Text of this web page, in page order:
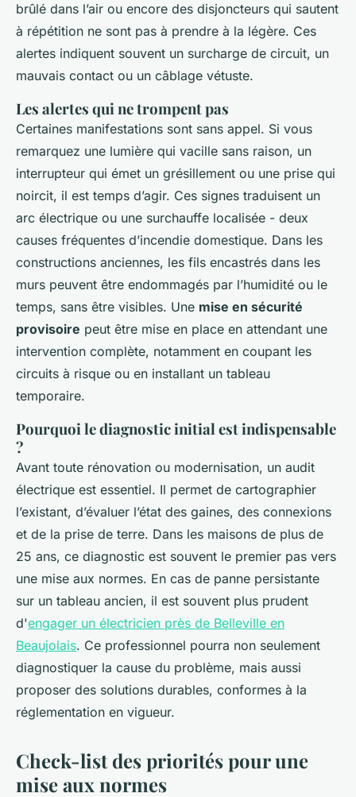
brûlé dans l’air ou encore des disjoncteurs qui sautent
à répétition ne sont pas à prendre à la légère. Ces
alertes indiquent souvent un surcharge de circuit, un
mauvais contact ou un câblage vétuste.
Les alertes qui ne trompent pas
Certaines manifestations sont sans appel. Si vous
remarquez une lumière qui vacille sans raison, un
interrupteur qui émet un grésillement ou une prise qui
noircit, il est temps d’agir. Ces signes traduisent un
arc électrique ou une surchauffe localisée - deux
causes fréquentes d’incendie domestique. Dans les
constructions anciennes, les fils encastrés dans les
murs peuvent être endommagés par l’humidité ou le
temps, sans être visibles. Une mise en sécurité
provisoire peut être mise en place en attendant une
intervention complète, notamment en coupant les
circuits à risque ou en installant un tableau
temporaire.
Pourquoi le diagnostic initial est indispensable
?
Avant toute rénovation ou modernisation, un audit
électrique est essentiel. Il permet de cartographier
l’existant, d’évaluer l’état des gaines, des connexions
et de la prise de terre. Dans les maisons de plus de
25 ans, ce diagnostic est souvent le premier pas vers
une mise aux normes. En cas de panne persistante
sur un tableau ancien, il est souvent plus prudent
d'engager un électricien près de Belleville en
Beaujolais. Ce professionnel pourra non seulement
diagnostiquer la cause du problème, mais aussi
proposer des solutions durables, conformes à la
réglementation en vigueur.
Check-list des priorités pour une
mise aux normes